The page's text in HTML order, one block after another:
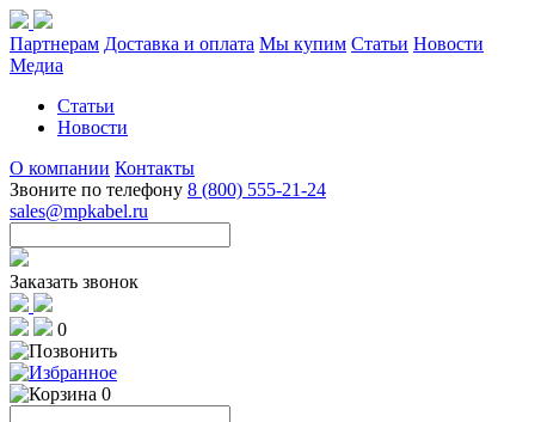
Партнерам Доставка и оплата Мы купим Статьи Новости
Медиа
Статьи
Новости
О компании Контакты
Звоните по телефону 8 (800) 555-21-24
sales@mpkabel.ru
Заказать звонок
0
0